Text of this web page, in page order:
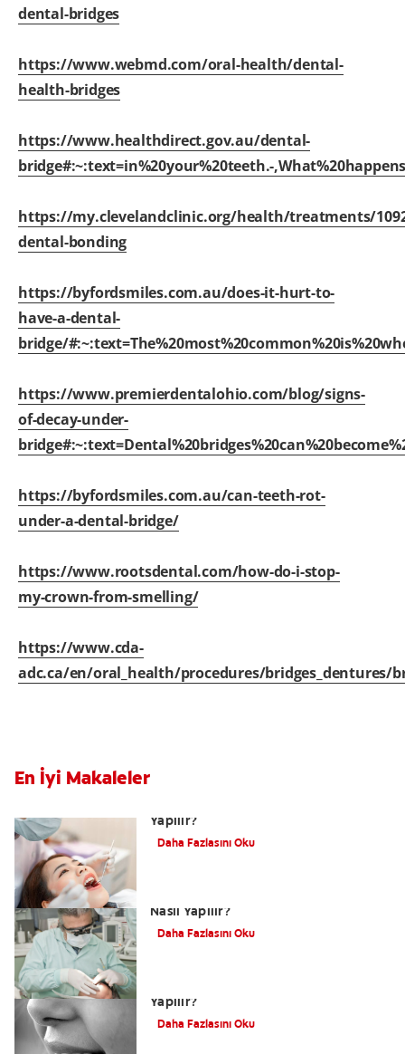
dental-bridges
https://www.webmd.com/oral-health/dental-
health-bridges
https://www.healthdirect.gov.au/dental-
bridge#:~:text=in%20your%20teeth.-
https://my.clevelandclinic.org/health/treatments/
dental-bonding
https://byfordsmiles.com.au/does-it-hurt-to-
have-a-dental-
bridge/
https://www.premierdentalohio.com/blog/signs-
of-decay-under-
https://byfordsmiles.com.au/can-teeth-rot-
under-a-dental-bridge/
https://www.rootsdental.com/how-do-i-stop-
my-crown-from-smelling/
https://www.cda-
adc.ca/en/oral_health/procedures/bridges_dentures/
En İyi Makaleler
Yapılır?
Daha Fazlasını Oku
Nasıl Yapılır?
Daha Fazlasını Oku
Yapılır?
Daha Fazlasını Oku